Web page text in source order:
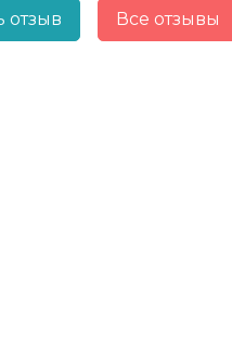
отзыв Все отзывы